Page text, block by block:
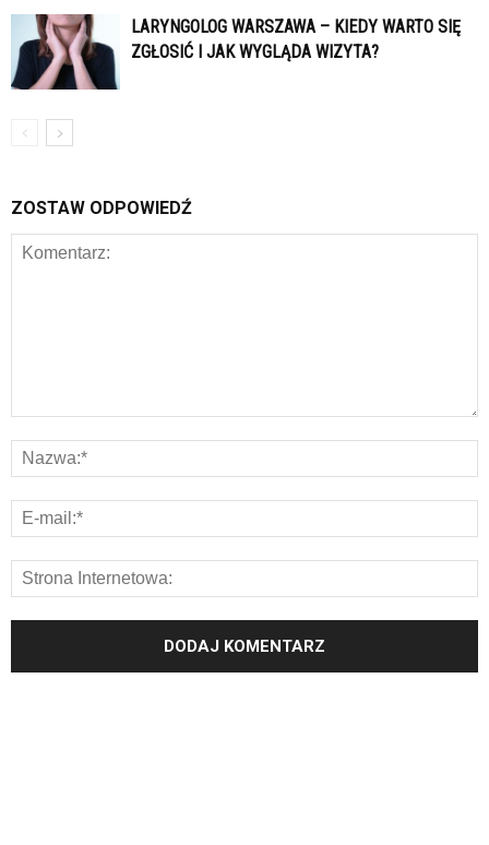
LARYNGOLOG WARSZAWA – KIEDY WARTO SIĘ
ZGŁOSIĆ I JAK WYGLĄDA WIZYTA?
ZOSTAW ODPOWIEDŹ